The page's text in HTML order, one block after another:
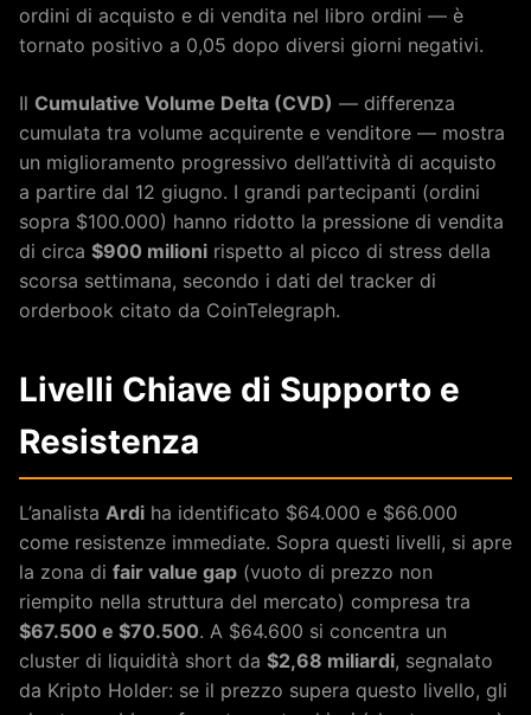
ordini di acquisto e di vendita nel libro ordini — è
tornato positivo a 0,05 dopo diversi giorni negativi.
Il Cumulative Volume Delta (CVD) — differenza
cumulata tra volume acquirente e venditore — mostra
un miglioramento progressivo dell’attività di acquisto
a partire dal 12 giugno. I grandi partecipanti (ordini
sopra $100.000) hanno ridotto la pressione di vendita
di circa $900 milioni rispetto al picco di stress della
scorsa settimana, secondo i dati del tracker di
orderbook citato da CoinTelegraph.
Livelli Chiave di Supporto e
Resistenza
L’analista Ardi ha identificato $64.000 e $66.000
come resistenze immediate. Sopra questi livelli, si apre
la zona di fair value gap (vuoto di prezzo non
riempito nella struttura del mercato) compresa tra
$67.500 e $70.500. A $64.600 si concentra un
cluster di liquidità short da $2,68 miliardi, segnalato
da Kripto Holder: se il prezzo supera questo livello, gli